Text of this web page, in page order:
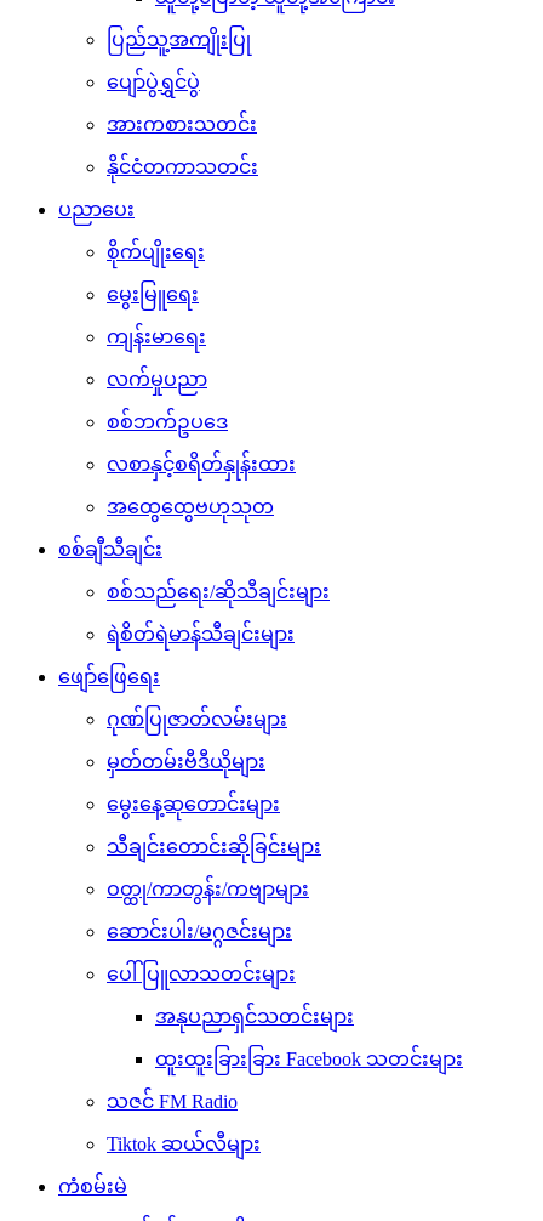
ပြည်သူ့အကျိုးပြု
ပျော်ပွဲရွှင်ပွဲ
အားကစားသတင်း
နိုင်ငံတကာသတင်း
ပညာပေး
စိုက်ပျိုးရေး
မွေးမြူရေး
ကျန်းမာရေး
လက်မှုပညာ
စစ်ဘက်ဥပဒေ
လစာနှင့်စရိတ်နှုန်းထား
အထွေထွေဗဟုသုတ
စစ်ချီသီချင်း
စစ်သည်ရေး/ဆိုသီချင်းများ
ရဲစိတ်ရဲမာန်သီချင်းများ
ဖျော်ဖြေရေး
ဂုဏ်ပြုဇာတ်လမ်းများ
မှတ်တမ်းဗီဒီယိုများ
မွေးနေ့ဆုတောင်းများ
သီချင်းတောင်းဆိုခြင်းများ
ဝတ္ထု/ကာတွန်း/ကဗျာများ
ဆောင်းပါး/မဂ္ဂဇင်းများ
ပေါ်ပြူလာသတင်းများ
အနုပညာရှင်သတင်းများ
ထူးထူးခြားခြား Facebook သတင်းများ
သဇင် FM Radio
Tiktok ဆယ်လီများ
ကံစမ်းမဲ